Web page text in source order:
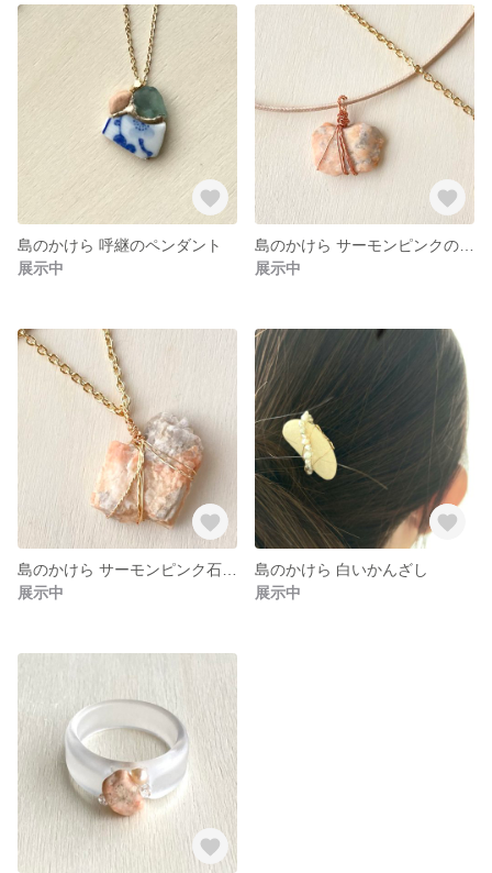
島のかけら 呼継のペンダント
展示中
展示中
展示中
島のかけら 白いかんざし
展示中